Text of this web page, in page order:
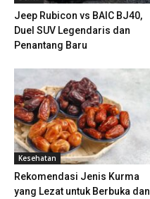
Jeep Rubicon vs BAIC BJ40,
Duel SUV Legendaris dan
Penantang Baru
Kesehatan
Rekomendasi Jenis Kurma
yang Lezat untuk Berbuka dan